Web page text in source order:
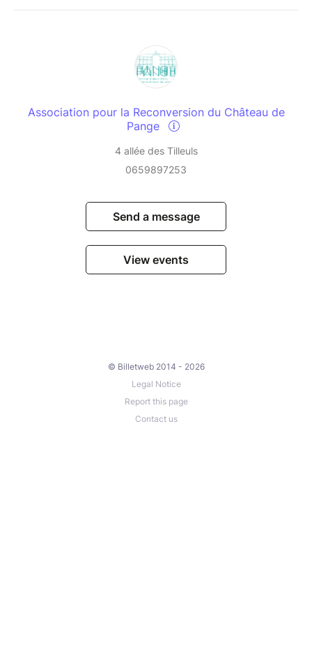
Association pour la Reconversion du Château de
Pange
4 allée des Tilleuls
0659897253
Send a message
View events
© Billetweb 2014 - 2026
Legal Notice
Report this page
Contact us